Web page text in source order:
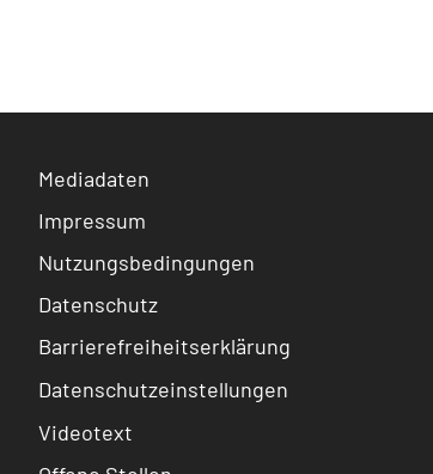
Mediadaten
Impressum
Nutzungsbedingungen
Datenschutz
Barrierefreiheitserklärung
Datenschutzeinstellungen
Videotext